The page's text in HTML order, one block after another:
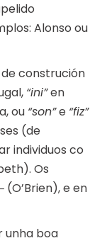
Alonso ou
construción
“ini”en
ou “son”e “fiz”
(de
individuos co
Os
(O’Brien), e en
unha boa